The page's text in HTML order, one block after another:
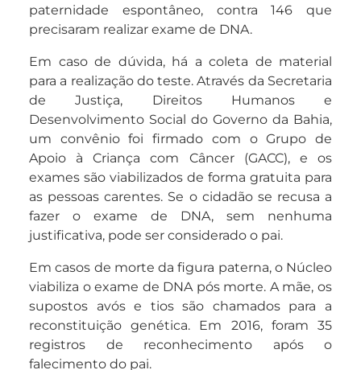
paternidade espontâneo, contra 146 que
precisaram realizar exame de DNA.
Em caso de dúvida, há a coleta de material
para a realização do teste. Através da Secretaria
de Justiça, Direitos Humanos e
Desenvolvimento Social do Governo da Bahia,
um convênio foi firmado com o Grupo de
Apoio à Criança com Câncer (GACC), e os
exames são viabilizados de forma gratuita para
as pessoas carentes. Se o cidadão se recusa a
fazer o exame de DNA, sem nenhuma
justificativa, pode ser considerado o pai.
Em casos de morte da figura paterna, o Núcleo
viabiliza o exame de DNA pós morte. A mãe, os
supostos avós e tios são chamados para a
reconstituição genética. Em 2016, foram 35
registros de reconhecimento após o
falecimento do pai.